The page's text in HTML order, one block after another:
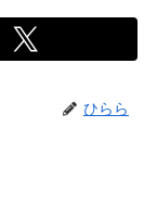
ひらら